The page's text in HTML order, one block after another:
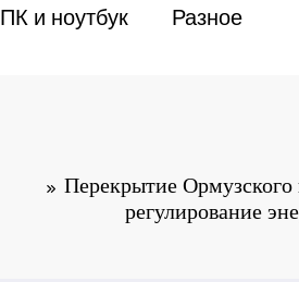
ПК и ноутбук Разное
Перекрытие Ормузского
регулирование